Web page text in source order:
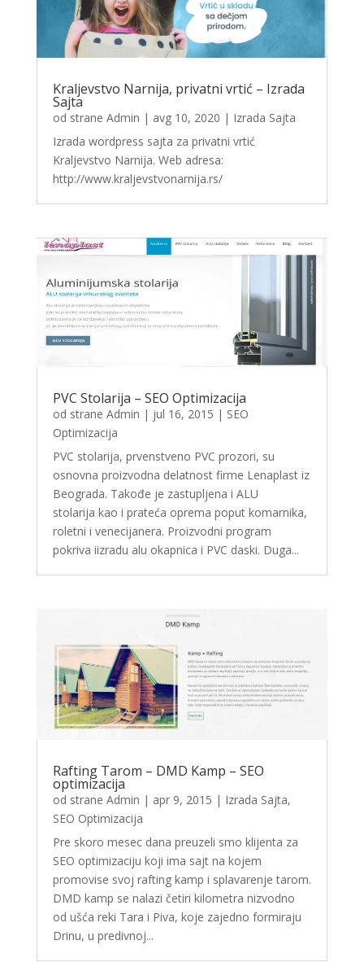
Kraljevstvo Narnija, privatni vrtić – Izrada
Sajta
od strane Admin | avg 10, 2020 | Izrada Sajta
Izrada wordpress sajta za privatni vrtić
Kraljevstvo Narnija. Web adresa:
http://www.kraljevstvonarnija.rs/
PVC Stolarija – SEO Optimizacija
od strane Admin | jul 16, 2015 | SEO
Optimizacija
PVC stolarija, prvenstveno PVC prozori, su
osnovna proizvodna delatnost firme Lenaplast iz
Beograda. Takođe je zastupljena i ALU
stolarija kao i prateća oprema poput komarnika,
roletni i venecijanera. Proizvodni program
pokriva iizradu alu okapnica i PVC daski. Duga...
Rafting Tarom – DMD Kamp – SEO
optimizacija
od strane Admin | apr 9, 2015 | Izrada Sajta,
SEO Optimizacija
Pre skoro mesec dana preuzeli smo klijenta za
SEO optimizaciju koji ima sajt na kojem
promovise svoj rafting kamp i splavarenje tarom.
DMD kamp se nalazi četiri kilometra nizvodno
od ušća reki Tara i Piva, koje zajedno formiraju
Drinu, u predivnoj...